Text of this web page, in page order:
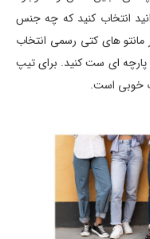
انتخاب کنید که چه جنس
مانتو های کتی رسمی انتخاب
پارچه ای ست کنید. برای تیپ
خوبی است.